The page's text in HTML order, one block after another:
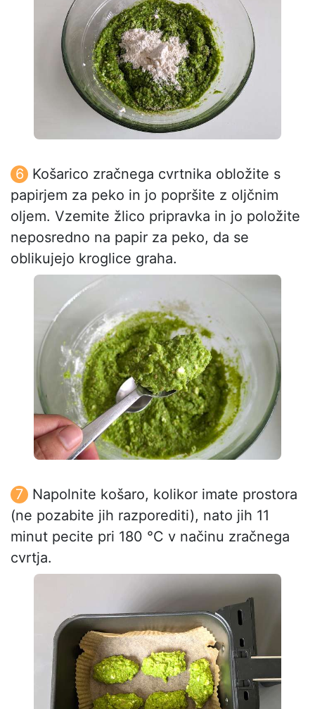
Košarico zračnega cvrtnika obložite s
papirjem za peko in jo popršite z oljčnim
oljem. Vzemite žlico pripravka in jo položite
neposredno na papir za peko, da se
oblikujejo kroglice graha.
Napolnite košaro, kolikor imate prostora
(ne pozabite jih razporediti), nato jih 11
minut pecite pri 180 °C v načinu zračnega
cvrtja.